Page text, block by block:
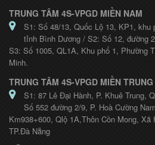
TRUNG TÂM 4S-VPGD MIỀN NAM
S1: Số 48/13, Quốc Lộ 13, KP1, khu
tỉnh Bình Dương / S2: Số 12, đường
S3: Số 1005, QL1A, Khu phố 1, Phường
Minh.
TRUNG TÂM 4S-VPGD MIỀN TRUNG
S1: 87 Lê Đại Hành, P. Khuê Trung,
Số 552 đường 2/9, P. Hoà Cường
Km938+600, Qlộ 1A,Thôn Cồn Mong, Xã
TP.Đà Nẵng